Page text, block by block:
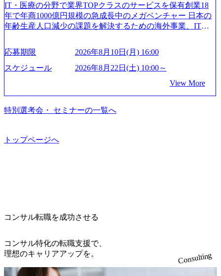
参加できる環境です。 自ら案件を取り、プロジェクト体制
を作っていくことも可能です。 ● 事業会社機能にも携われ
る 弊社にはコンサルティング事業以外にもSaaSプロダク
ることも可能です。コンサルタントとしての経験を活かし
ながら自らプロダクト開発や自社の業務改善ができます。
(希望者のみとなります) ● BIG4・アクセンチュアをはじめ
います ● 平均年齢は35歳で、幅広い年齢の方が活躍してい
ます ● インダストリー・ソリューションで区切られていな
い組織です(ワンプール制) ● 海外事業拠点をシンガポールに
ン八重洲 八重洲セントラルタワー8階 受動喫煙対策 : 執務室
かの実務経験を有する方 - MBB及び戦略ファームでのコ
ンサルティング経験2年以上 - BIG4のStrategy部門におけ
ミュニケーション能力をお持ちの方 ・最新のトレンド・テ
ーマや事例にキャッチアップし、バイタリティーを持って
向を把握し、クライアントや自社への提案などに積極的に
案件をメインとしたコンサルティングを行います ＜プロジ
ェクト一部抜粋＞ ・海外事業(新規・既存)事業のビジネス
モデル検討支援 ・金融領域におけるAIを活用した事業戦略
域における地域活性アプリ企画支援及び実行支援 ・ロボテ
援 ※その他新規事業や既存デジタルトランスフォーメーシ
ョンの案件が多数 ● マネージャー プロジェクトの管理者と
ケーション、成果物の品質管理、メンバーの育成などを担
う。プロジェクト全体の品質管理や、会社経営の観点から
てプロジェクト全体の品質担保やマネジメント全般を担
り、クライアントとのリレーションを発展・拡大させるこ
とをミッションとする。自社へ提言の質を常に高く担保す
る責任を担う。 ● 裁量権 弊社は2019年11月に設立され、成
careers-blog) 江川社長が語る「105点経営」 (https://business.ni
kkei.com/atcl/gen/19/00604/021600008/) 規模拡大で成功する理
由【コンサル業界俯瞰マップ】 (https://diamond.jp/articles/-/34
材が集結するワケ (https://markezine.jp/article/detail/45446) エン
ジニアからコンサルタントへ。会社に入って、何が変わっ
た？ (https://www.businessinsider.jp/post-288838) プラダ：ラグ
ジュアリー製品のパーソナライゼーション (https://www.acce
m/jp-ja/case-studies/consulting/taisho-pharmaceutical)（ストラテ
s://www.accenture.com/jp-ja/case-studies/communications-media/so
ス） 世界49カ国に約73万人以上（2024年5月時点）の社員を
擁し、世界120以上の国の企業を顧客に売上641億ドルを誇
を上回る規模感)、営業利益率も約15％と驚異的な数字とな
っている、売上・従業員数共にこの8年間で4倍近くの成長
を遂げていることから、今後も高い成長が見込まれる 多く
IT・医療の分野で業界TOPクラスのサービスを保有創業18
年で年商1000億円規模の急成長中のメガベンチャー 日本の
年齢生産人口減少の課題を解決するための海外事業、IT事
以上の事業を展開する オールインハウスの組織体制をとっ
ており社内で新しい事業開発などの人員調達できる 独立資
本経営をとっており、事業創造の自由度が高い https://storag
s/20240925162633_7242d0de-3e54-4f03-b076-00318d5c0dff_120
0x644.webp レバレジーズ株式会社 会社説明資料 (https://spea
kerdeck.com/leverages/leverages-hui-she-shao-jie-zi-liao-zhong-tu-
cai-yong-xiang-ke) 「働く人」「事業・サービス」「カルチャ
ps://melev.leverages.jp/) レバレジーズグローバル、大分県より
「外国人留学生等受入環境整備事業委託業務」を受託 (http
UI) レバレジーズで活躍するメンバー紹介！〜 営業職種編
来黒字を維持し、急成長中でありながら安定した事業を展
開し、高い安定性を持つ企業へと成長している 10年後に1兆
円を目指す日本にもなかなかないメガベンチャー。創業か
ら黒字経営。年間130%成長 https://storage.googleapis.com/our-
応募期限
2026年8月10日(月) 16:00
スケジュール
2026年8月22日(土) 10:00～
View More
特別選考会・ セミナーの一覧へ
トップページへ
コンサル転職を成功させる
コンサル特化の転職支援で、
理想のキャリアアップを。
Consulting